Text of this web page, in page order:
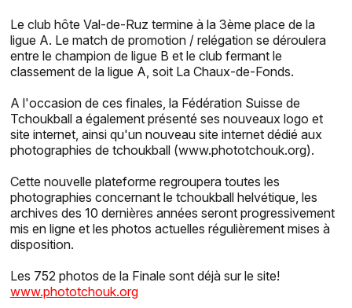
Le club hôte Val-de-Ruz termine à la 3ème place de la
ligue A. Le match de promotion / relégation se déroulera
entre le champion de ligue B et le club fermant le
classement de la ligue A, soit La Chaux-de-Fonds.
A l'occasion de ces finales, la Fédération Suisse de
Tchoukball a également présenté ses nouveaux logo et
site internet, ainsi qu'un nouveau site internet dédié aux
photographies de tchoukball (www.phototchouk.org).
Cette nouvelle plateforme regroupera toutes les
photographies concernant le tchoukball helvétique, les
archives des 10 dernières années seront progressivement
mis en ligne et les photos actuelles régulièrement mises à
disposition.
Les 752 photos de la Finale sont déjà sur le site!
www.phototchouk.org